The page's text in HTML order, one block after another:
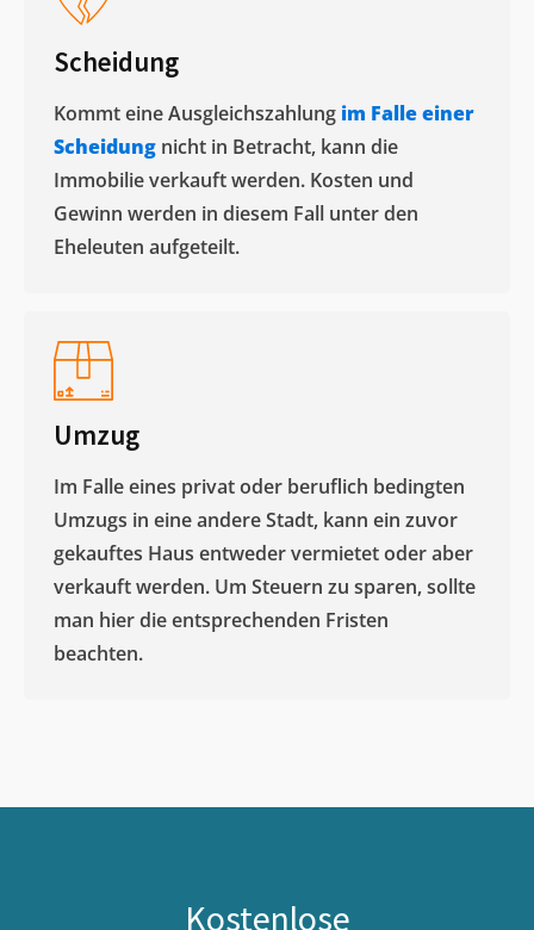
Scheidung
Kommt eine Ausgleichszahlung im Falle einer
Scheidung nicht in Betracht, kann die
Immobilie verkauft werden. Kosten und
Gewinn werden in diesem Fall unter den
Eheleuten aufgeteilt.​
Umzug
Im Falle eines privat oder beruflich bedingten
Umzugs in eine andere Stadt, kann ein zuvor
gekauftes Haus entweder vermietet oder aber
verkauft werden. Um Steuern zu sparen, sollte
man hier die entsprechenden Fristen
beachten.
Kostenlose